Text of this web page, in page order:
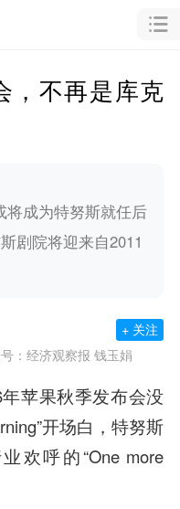
，不再是库克
将成为特努斯就任后
剧院将迎来自2011
：经济观察报 钱玉娟
+ 关注
苹果秋季发布会没
开场白，特努斯
欢呼的“One more